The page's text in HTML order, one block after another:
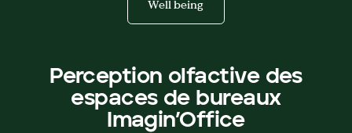
Well being
Perception olfactive des
espaces de bureaux
Imagin’Office